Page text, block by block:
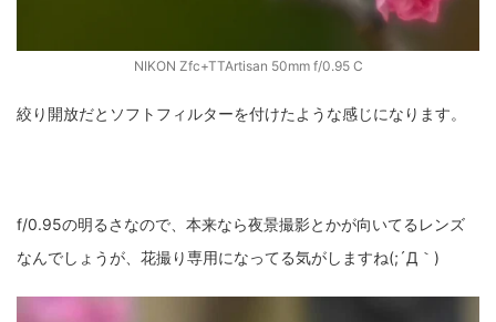
NIKON Zfc+TTArtisan 50mm f/0.95 C
絞り開放だとソフトフィルターを付けたような感じになります。
f/0.95の明るさなので、本来なら夜景撮影とかが向いてるレンズ
なんでしょうが、花撮り専用になってる気がしますね(;´Д｀)